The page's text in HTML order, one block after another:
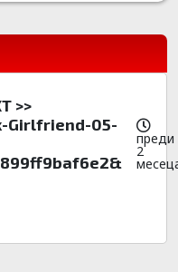
>>
Girlfriend-05-
преди
2